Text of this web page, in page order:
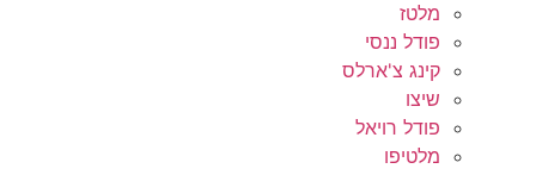
מלטז
פודל ננסי
קינג צ'ארלס
שיצו
פודל רויאל
מלטיפו